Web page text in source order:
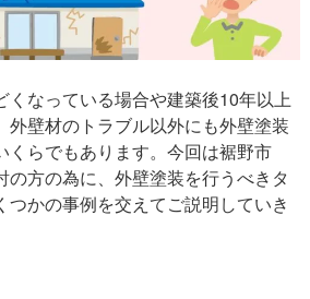
なっている場合や建築後10年以上
外壁材のトラブル以外にも外壁塗装
くらでもあります。今回は裾野市
の方の為に、外壁塗装を行うべきタ
つかの事例を交えてご説明していき